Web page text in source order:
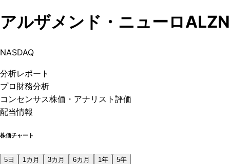
アルザメンド・ニューロALZN
NASDAQ
分析レポート
プロ 財務分析
コンセンサス株価 ・アナリスト評価
配当情報
株価チャート
5日 1カ月 3カ月 6カ月 1年 5年